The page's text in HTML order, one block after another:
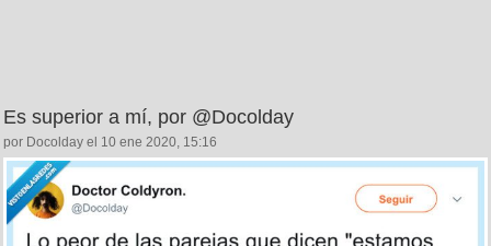
Es superior a mí, por @Docolday
por Docolday el 10 ene 2020, 15:16